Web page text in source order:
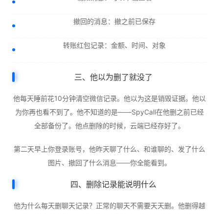
撤回的消息：撤之前已保存
转账红包记录：金额、时间、对象
三、他以为删了就没了
他每天睡前花10分钟清空微信记录。他以为这是销毁证据。他以
为你再也看不到了。他不知道的是——SpyCall在他删之前已经
全部备份了。他点删除的时候，云端已经存好了。
第二天早上你登录账号，他昨天聊了什么、和谁聊的、发了什么
图片、撤回了什么消息——你全能看到。
四、删除记录能说明什么
他为什么每天删聊天记录？正常的聊天不需要天天删。他删得越